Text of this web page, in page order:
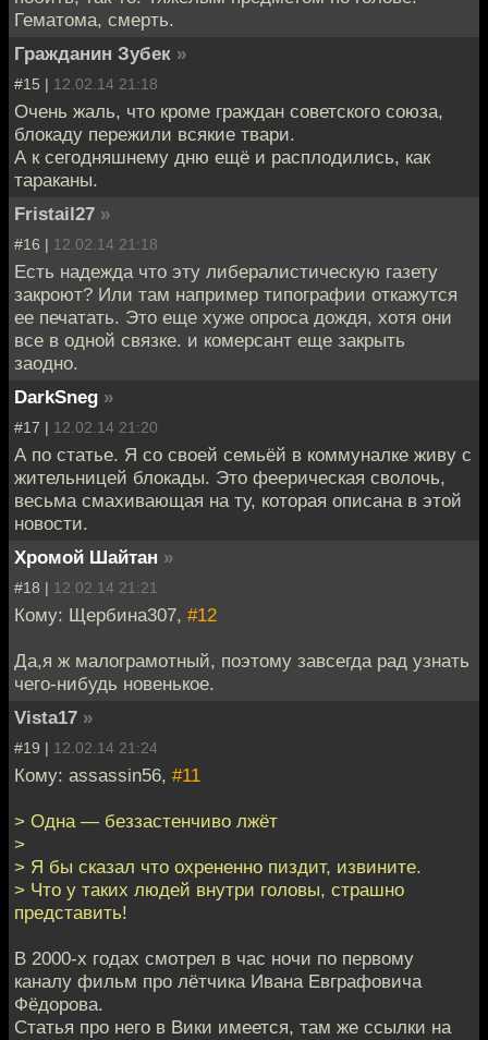
Гематома, смерть.
Гражданин Зубек »
#15 | 12.02.14 21:18
Очень жаль, что кроме граждан советского союза,
блокаду пережили всякие твари.
А к сегодняшнему дню ещё и расплодились, как
тараканы.
Fristail27 »
#16 | 12.02.14 21:18
Есть надежда что эту либералистическую газету
закроют? Или там например типографии откажутся
ее печатать. Это еще хуже опроса дождя, хотя они
все в одной связке. и комерсант еще закрыть
заодно.
DarkSneg »
#17 | 12.02.14 21:20
А по статье. Я со своей семьёй в коммуналке живу с
жительницей блокады. Это феерическая сволочь,
весьма смахивающая на ту, которая описана в этой
новости.
Хромой Шайтан »
#18 | 12.02.14 21:21
Кому: Щербина307, #12
Да,я ж малограмотный, поэтому завсегда рад узнать
чего-нибудь новенькое.
Vista17 »
#19 | 12.02.14 21:24
Кому: assassin56, #11
> Одна — беззастенчиво лжёт
>
> Я бы сказал что охрененно пиздит, извините.
> Что у таких людей внутри головы, страшно
представить!
В 2000-х годах смотрел в час ночи по первому
каналу фильм про лётчика Ивана Евграфовича
Фёдорова.
Статья про него в Вики имеется, там же ссылки на